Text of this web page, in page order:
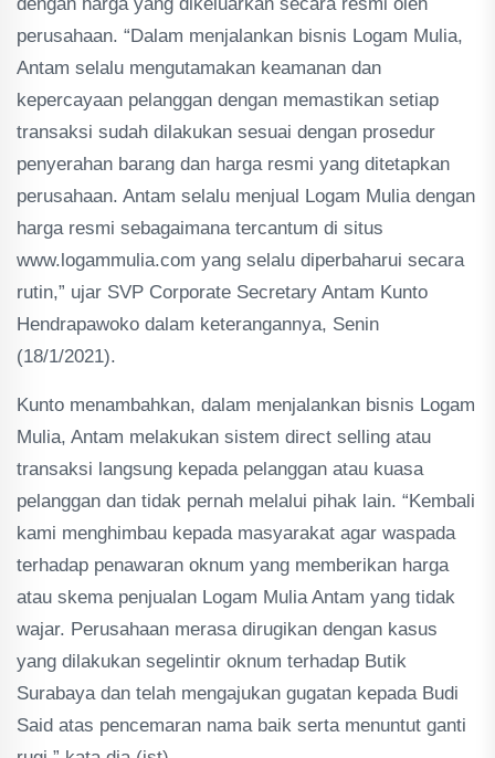
perusahaan. “Dalam menjalankan bisnis Logam Mulia,
Antam selalu mengutamakan keamanan dan
kepercayaan pelanggan dengan memastikan setiap
transaksi sudah dilakukan sesuai dengan prosedur
penyerahan barang dan harga resmi yang ditetapkan
perusahaan. Antam selalu menjual Logam Mulia dengan
harga resmi sebagaimana tercantum di situs
www.logammulia.com yang selalu diperbaharui secara
rutin,” ujar SVP Corporate Secretary Antam Kunto
Hendrapawoko dalam keterangannya, Senin
(18/1/2021).
Kunto menambahkan, dalam menjalankan bisnis Logam
Mulia, Antam melakukan sistem direct selling atau
transaksi langsung kepada pelanggan atau kuasa
pelanggan dan tidak pernah melalui pihak lain. “Kembali
kami menghimbau kepada masyarakat agar waspada
terhadap penawaran oknum yang memberikan harga
atau skema penjualan Logam Mulia Antam yang tidak
wajar. Perusahaan merasa dirugikan dengan kasus
yang dilakukan segelintir oknum terhadap Butik
Surabaya dan telah mengajukan gugatan kepada Budi
Said atas pencemaran nama baik serta menuntut ganti